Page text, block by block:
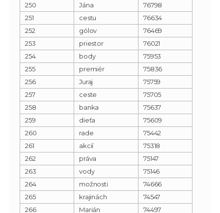
250
Jána
76798
251
cestu
76634
252
gólov
76469
253
priestor
76021
254
body
75953
255
premiér
75836
256
Juraj
75759
257
ceste
75705
258
banka
75637
259
dieťa
75609
260
rade
75442
261
akcií
75318
262
práva
75147
263
vody
75146
264
možnosti
74666
265
krajinách
74547
266
Marián
74497